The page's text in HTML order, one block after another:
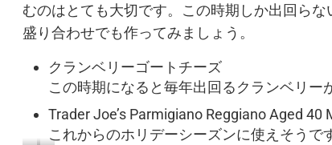
むのはとても大切です。この時期しか出回ら
盛り合わせでも作ってみましょう。
クランベリーゴートチーズ
この時期になると毎年出回るクランベリー
Trader Joe’s Parmigiano Reggiano Aged 40
これからのホリデーシーズンに使えそうで